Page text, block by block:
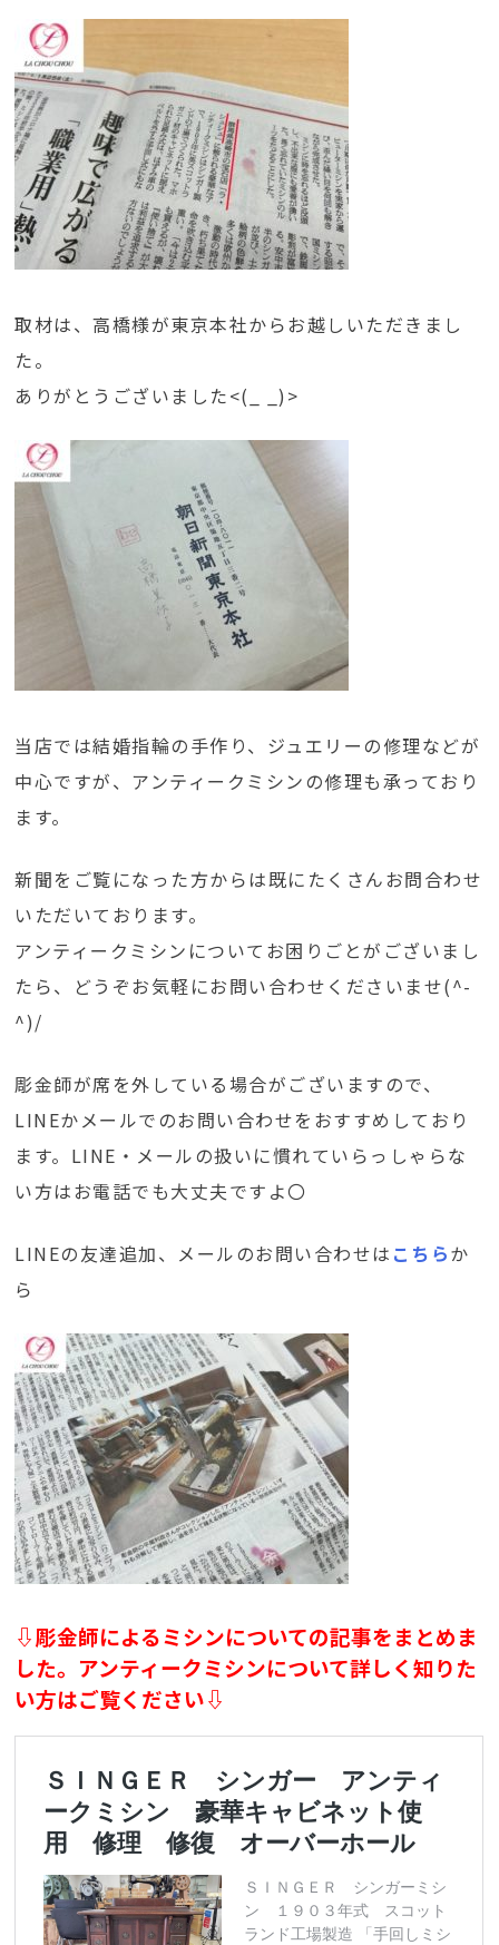
取材は、高橋様が東京本社からお越しいただきまし
た。
ありがとうございました<(_ _)>
当店では結婚指輪の手作り、ジュエリーの修理などが
中心ですが、アンティークミシンの修理も承っており
ます。
新聞をご覧になった方からは既にたくさんお問合わせ
いただいております。
アンティークミシンについてお困りごとがございまし
たら、どうぞお気軽にお問い合わせくださいませ(^-
^)/
彫金師が席を外している場合がございますので、
LINEかメールでのお問い合わせをおすすめしており
ます。LINE・メールの扱いに慣れていらっしゃらな
い方はお電話でも大丈夫ですよ〇
LINEの友達追加、メールのお問い合わせは こちらか
ら
⇩彫金師によるミシンについての記事をまとめま
した。アンティークミシンについて詳しく知りた
い方はご覧ください⇩